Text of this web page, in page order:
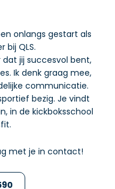
onlangs gestart als
bij QLS.
dat jij succesvol bent,
Ik denk graag mee,
communicatie.
bezig. Je vindt
in de kickboksschool
met je in contact!